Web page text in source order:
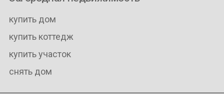
купить дом
купить коттедж
купить участок
снять дом